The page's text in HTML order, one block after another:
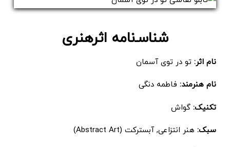
شناسـ‌نامه اثرهنری
نام اثر:تو در توی آسمان
نام هنرمند:فاطمه دنگی
تکنیک:گواش
سبک:هنر انتزاعی, آبسترکت (Abstract Art)